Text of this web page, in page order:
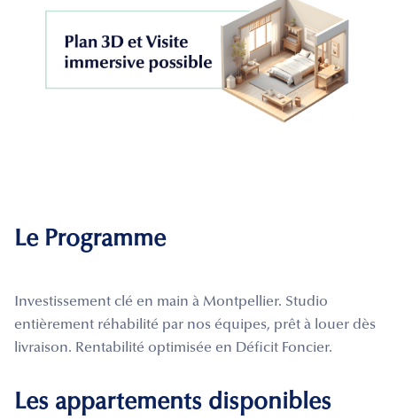
Le Programme
Investissement clé en main à Montpellier. Studio
entièrement réhabilité par nos équipes, prêt à louer dès
livraison. Rentabilité optimisée en Déficit Foncier.
Les appartements disponibles